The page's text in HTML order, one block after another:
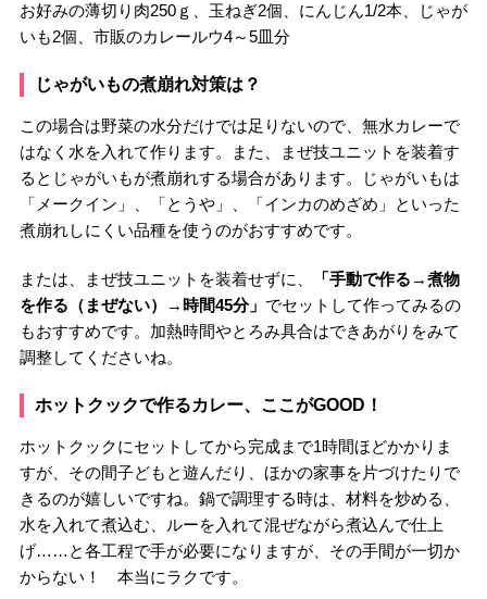
お好みの薄切り肉250ｇ、玉ねぎ2個、にんじん1/2本、じゃが
いも2個、市販のカレールウ4～5皿分
じゃがいもの煮崩れ対策は？
この場合は野菜の水分だけでは足りないので、無水カレーで
はなく水を入れて作ります。また、まぜ技ユニットを装着す
るとじゃがいもが煮崩れする場合があります。じゃがいもは
「メークイン」、「とうや」、「インカのめざめ」といった
煮崩れしにくい品種を使うのがおすすめです。
または、まぜ技ユニットを装着せずに、
「手動で作る→煮物
を作る（まぜない）→時間45分」 でセットして作ってみるの
もおすすめです。加熱時間やとろみ具合はできあがりをみて
調整してくださいね。
ホットクックで作るカレー、ここがGOOD！
ホットクックにセットしてから完成まで1時間ほどかかりま
すが、その間子どもと遊んだり、ほかの家事を片づけたりで
きるのが嬉しいですね。鍋で調理する時は、材料を炒める、
水を入れて煮込む、ルーを入れて混ぜながら煮込んで仕上
げ……と各工程で手が必要になりますが、その手間が一切か
からない！ 本当にラクです。